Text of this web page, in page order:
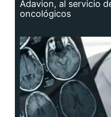
Adavion, al servicio
oncológicos